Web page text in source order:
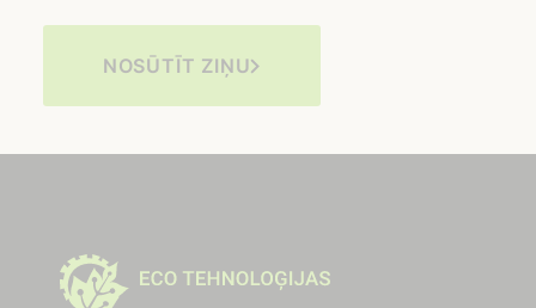
NOSŪTĪT ZIŅU